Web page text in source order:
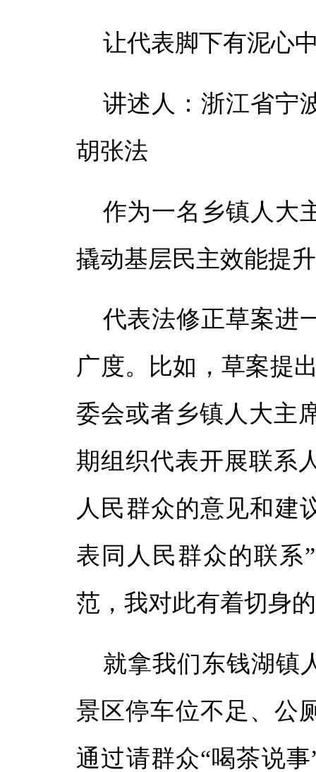
让代表脚下有泥心
讲述人：浙江省宁
胡张法
作为一名乡镇人大
撬动基层民主效能提
代表法修正草案进
广度。比如，草案提
委会或者乡镇人大主
期组织代表开展联系
人民群众的意见和建
表同人民群众的联系
范，我对此有着切身
就拿我们东钱湖镇
景区停车位不足、
通过请群众“喝茶说